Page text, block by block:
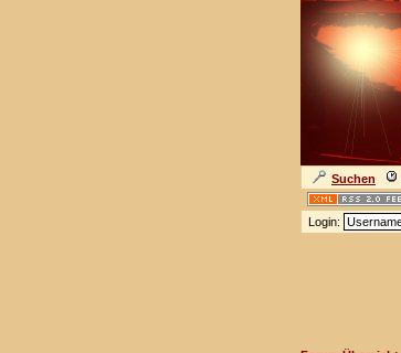
Suchen
Login: